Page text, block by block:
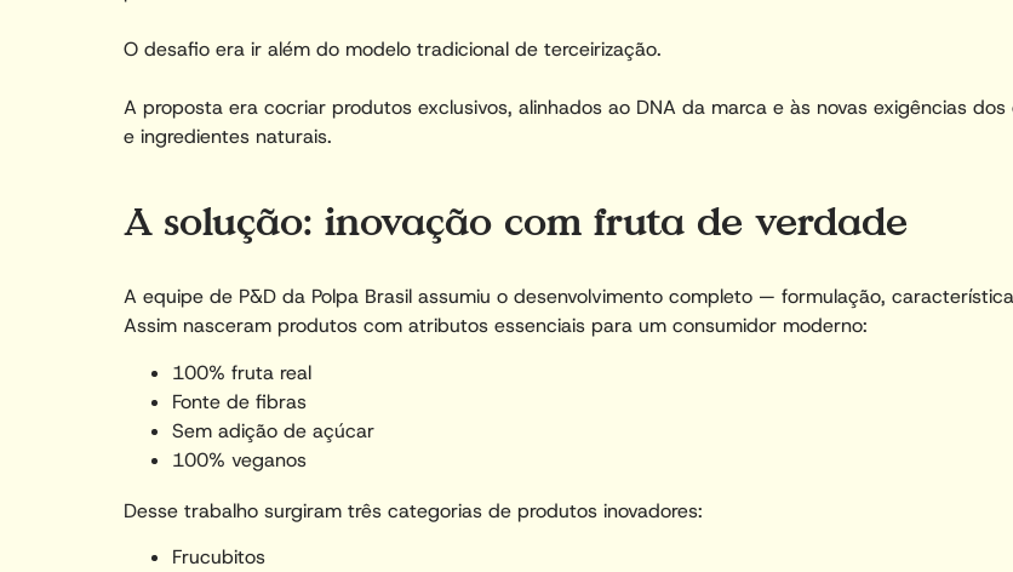
O desafio era ir além do modelo tradicional de terceirização.
A proposta era cocriar produtos exclusivos, alinhados ao DNA da marca e às novas exigências
e ingredientes naturais.
A solução: inovação com fruta de verdade
A equipe de P&D da Polpa Brasil assumiu o desenvolvimento completo — formulação,
Assim nasceram produtos com atributos essenciais para um consumidor moderno:
100% fruta real
Fonte de fibras
Sem adição de açúcar
100% veganos
Desse trabalho surgiram três categorias de produtos inovadores:
Frucubitos